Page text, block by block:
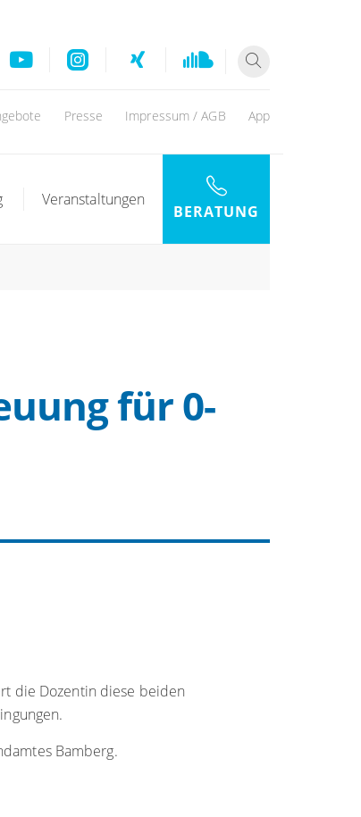
Presse Impressum / AGB App
Veranstaltungen
BERATUNG
für 0-
die Dozentin diese beiden
Bamberg.